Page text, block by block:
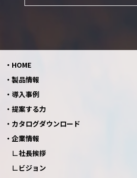
HOME
製品情報
導入事例
提案する力
カタログダウンロード
企業情報
社長挨拶
ビジョン